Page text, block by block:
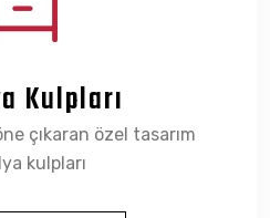
Kulpları
çıkaran özel tasarım
kulpları